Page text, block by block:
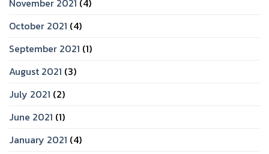
October 2021 (4)
September 2021 (1)
August 2021 (3)
July 2021 (2)
June 2021 (1)
January 2021 (4)